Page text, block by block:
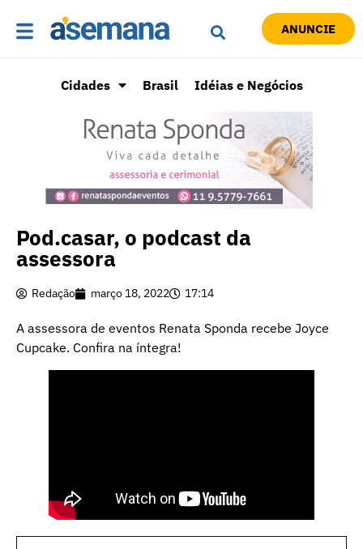
ANUNCIE
Cidades Brasil Idéias e Negócios
Pod.casar, o podcast da
assessora
Redação março 18, 2022 17:14
A assessora de eventos Renata Sponda recebe Joyce
Cupcake. Confira na íntegra!